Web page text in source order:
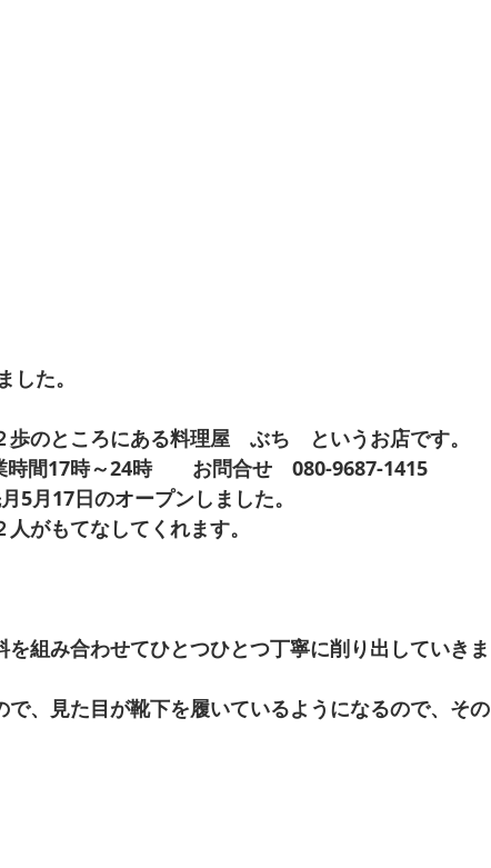
した。
のところにある料理屋　ぶち　というお店です。
間17時～24時　　お問合せ　080-9687-1415
5月17日のオープンしました。
がもてなしてくれます。
組み合わせてひとつひとつ丁寧に削り出していきま
、見た目が靴下を履いているようになるので、その